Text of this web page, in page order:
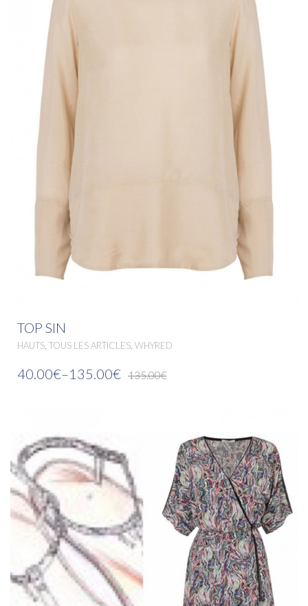
TOP SIN
HAUTS TOUS LES ARTICLES WHYRED
135.00€
40.00€–135.00€